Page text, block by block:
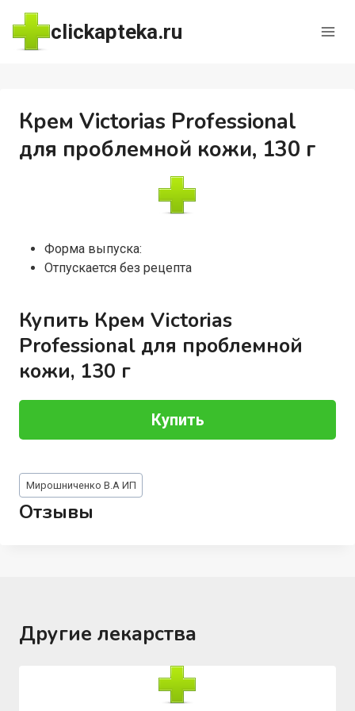
Перейти
содержимому
clickapteka.ru
Крем Victorias Professional
для проблемной кожи, 130 г
Форма выпуска:
Отпускается без рецепта
Купить Крем Victorias
Professional для проблемной
кожи, 130 г
Купить
Метки
записи:
Мирошниченко В.А ИП
Отзывы
Другие лекарства